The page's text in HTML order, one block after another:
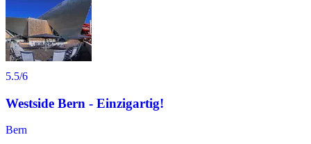
5.5/6
Westside Bern - Einzigartig!
Bern